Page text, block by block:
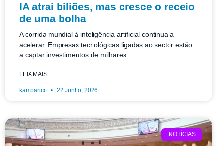
IA atrai biliões, mas cresce o receio
de uma bolha
A corrida mundial à inteligência artificial continua a
acelerar. Empresas tecnológicas ligadas ao sector estão
a captar investimentos de milhares
LEIA MAIS
kambarico 22 Junho, 2026
NOTÍCIAS